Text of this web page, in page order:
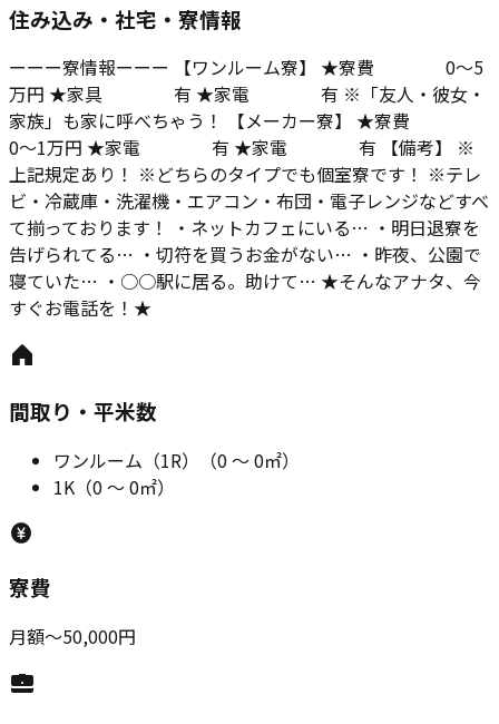
住み込み・社宅・寮情報
ーーー寮情報ーーー 【ワンルーム寮】 ★寮費 0～5
万円 ★家具 有 ★家電 有 ※「友人・彼女・
家族」も家に呼べちゃう！ 【メーカー寮】 ★寮費
0～1万円 ★家電 有 ★家電 有 【備考】 ※
上記規定あり！ ※どちらのタイプでも個室寮です！ ※テレ
ビ・冷蔵庫・洗濯機・エアコン・布団・電子レンジなどすべ
て揃っております！ ・ネットカフェにいる… ・明日退寮を
告げられてる… ・切符を買うお金がない… ・昨夜、公園で
寝ていた… ・○○駅に居る。助けて… ★そんなアナタ、今
すぐお電話を！★
間取り・平米数
ワンルーム（1R） （0～0㎡）
1K （0～0㎡）
寮費
月額〜50,000円